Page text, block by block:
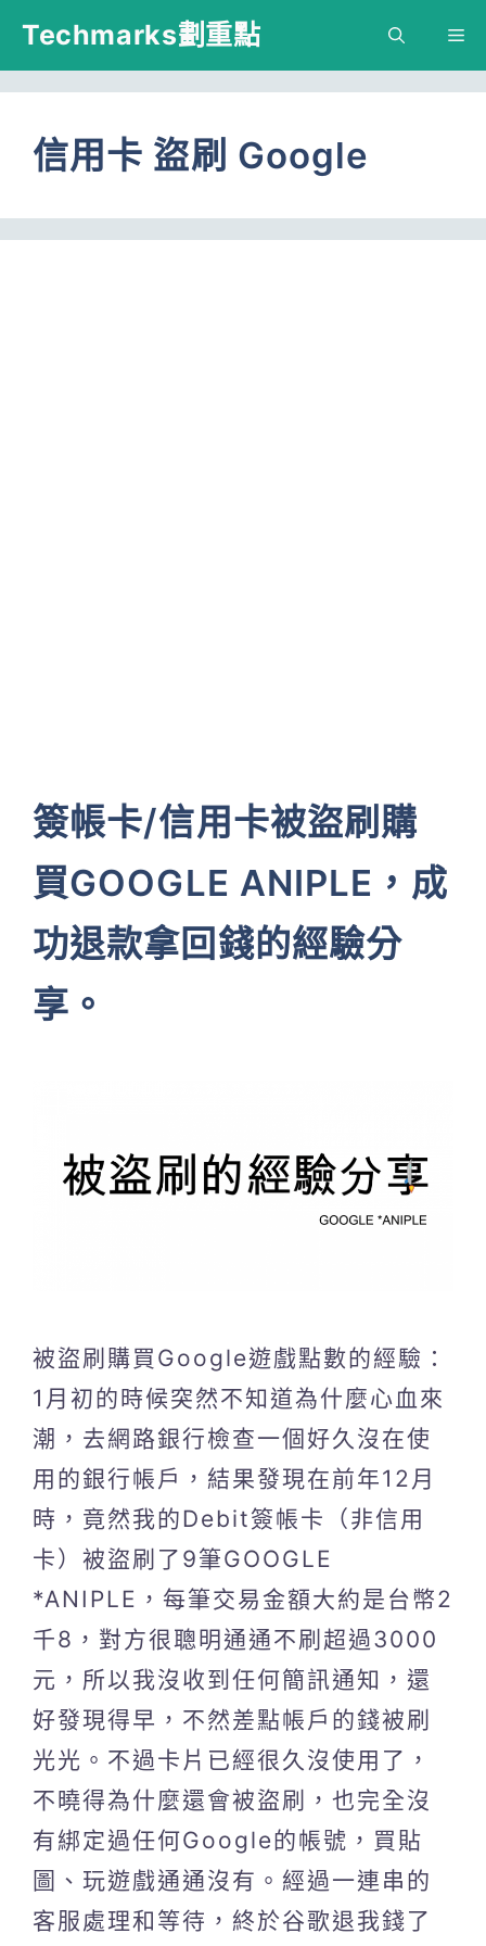
跳
主
容
Techmarks劃重點
信用卡 盜刷 Google
簽帳卡/信用卡被盜刷購
買GOOGLE ANIPLE，成
功退款拿回錢的經驗分
享。
被盜刷購買Google遊戲點數的經驗：
1月初的時候突然不知道為什麼心血來
潮，去網路銀行檢查一個好久沒在使
用的銀行帳戶，結果發現在前年12月
時，竟然我的Debit簽帳卡（非信用
卡）被盜刷了9筆GOOGLE
*ANIPLE，每筆交易金額大約是台幣2
千8，對方很聰明通通不刷超過3000
元，所以我沒收到任何簡訊通知，還
好發現得早，不然差點帳戶的錢被刷
光光。不過卡片已經很久沒使用了，
不曉得為什麼還會被盜刷，也完全沒
有綁定過任何Google的帳號，買貼
圖、玩遊戲通通沒有。經過一連串的
客服處理和等待，終於谷歌退我錢了